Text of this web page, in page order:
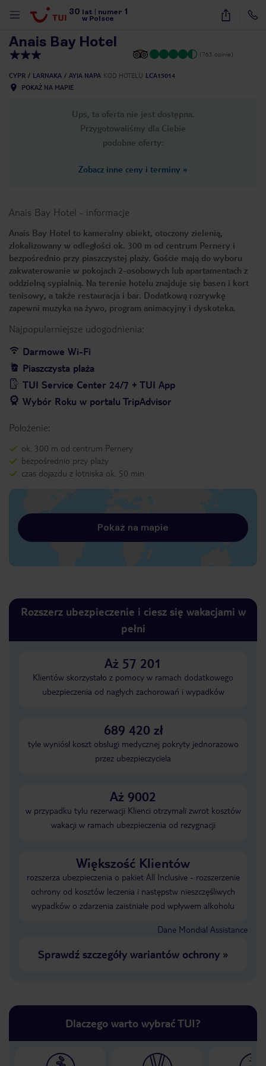
30 lat numer 1
w Polsce
38
Anais Bay Hotel
(763 opinie)
CYPR LARNAKA AYIA NAPA KOD HOTELU LCA15014
POKAŻ NA MAPIE
Ups, ta oferta nie jest dostępna.
Przygotowaliśmy dla Ciebie
podobne oferty:
Zobacz inne ceny i terminy »
Anais Bay Hotel - informacje
Anais Bay Hotel to kameralny obiekt, otoczony zielenią,
zlokalizowany w odległości ok. 300 m od centrum Pernery i
bezpośrednio przy piaszczystej plaży. Goście mają do wyboru
zakwaterowanie w pokojach 2-osobowych lub apartamentach z
oddzielną sypialnią. Na terenie hotelu znajduje się basen i kort
tenisowy, a także restauracja i bar. Dodatkową rozrywkę
zapewni muzyka na żywo, program animacyjny i dyskoteka.
Najpopularniejsze udogodnienia:
Darmowe Wi-Fi
Piaszczysta plaża
TUI Service Center 24/7 + TUI App
Wybór Roku w portalu TripAdvisor
Położenie:
ok. 300 m od centrum Pernery
bezpośrednio przy plaży
czas dojazdu z lotniska ok. 50 min
Pokaż na mapie
Rozszerz ubezpieczenie i ciesz się wakacjami w
pełni
Aż 57 201
Klientów skorzystało z pomocy w ramach dodatkowego
ubezpieczenia od nagłych zachorowań i wypadków
689 420 zł
tyle wyniósł koszt obsługi medycznej pokryty jednorazowo
przez ubezpieczyciela
Aż 9002
w przypadku tylu rezerwacji Klienci otrzymali zwrot kosztów
wakacji w ramach ubezpieczenia od rezygnacji
Większość Klientów
rozszerza ubezpieczenia o pakiet All Inclusive - rozszerzenie
ochrony od kosztów leczenia i następstw nieszczęśliwych
wypadków o zdarzenia zaistniałe pod wpływem alkoholu
Dane Mondial Assistance
Sprawdź szczegóły wariantów ochrony»
Dlaczego warto wybrać TUI?